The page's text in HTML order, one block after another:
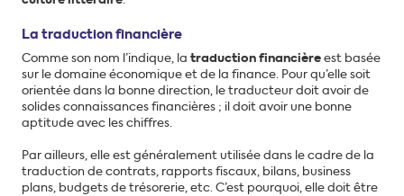
La traduction financière
Comme son nom l’indique, la traduction financière est basée
sur le domaine économique et de la finance. Pour qu’elle soit
orientée dans la bonne direction, le traducteur doit avoir de
solides connaissances financières ; il doit avoir une bonne
aptitude avec les chiffres.
Par ailleurs, elle est généralement utilisée dans le cadre de la
traduction de contrats, rapports fiscaux, bilans, business
plans, budgets de trésorerie, etc. C’est pourquoi, elle doit être